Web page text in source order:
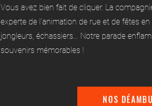
Vous avez bien fait de cliquer. La
experte de l’animation de rue et de fêtes
jongleurs, échassiers… Notre parade
souvenirs mémorables !
NOS